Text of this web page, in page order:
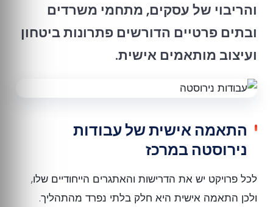
והריבוי של עסקים, מתחמי משרדים
ובתים פרטיים הדורשים פתרונות ביטחון
ועיצוב מותאמים אישית.
התאמה אישית של עבודות
נירוסטה במרכז
לכל פרויקט יש את הדרישות והאתגרים הייחודיים שלו,
ולכן התאמה אישית היא חלק בלתי נפרד מהתהליך.